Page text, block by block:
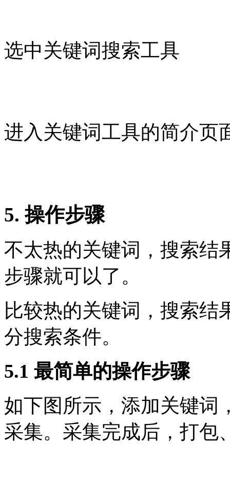
选中关键词搜索工具
进入关键词工具的简介页
5. 操作步骤
不太热的关键词，搜索结
步骤就可以了。
比较热的关键词，搜索结
分搜索条件。
5.1 最简单的操作步骤
如下图所示，添加关键词
采集。采集完成后，打包